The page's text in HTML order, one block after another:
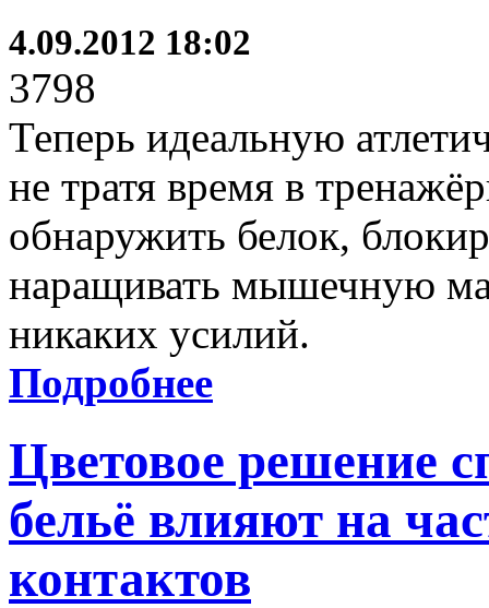
4.09.2012 18:02
3798
Теперь идеальную
не тратя время в
обнаружить белок,
наращивать мышечную
никаких усилий.
Подробнее
Цветовое решение
бельё влияют на
контактов